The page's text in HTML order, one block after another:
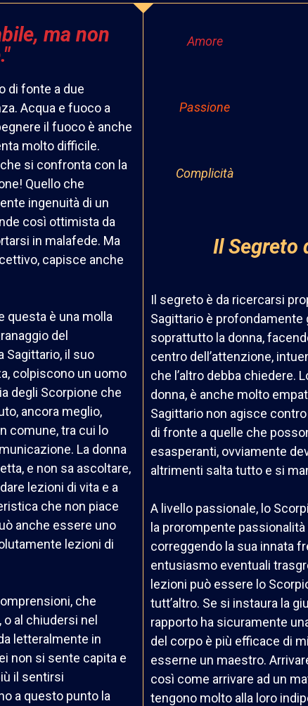
ma non
di fonte a due
Acqua e fuoco a
il fuoco è anche
molto difficile.
si confronta con la
Quello che
ingenuità di un
così ottimista da
in malafede. Ma
capisce anche
questa è una molla
del
Sagittario, il suo
colpiscono un uomo
degli Scorpione che
ancora meglio,
comune, tra cui lo
La donna
e non sa ascoltare,
lezioni di vita e a
che non piace
anche essere uno
lezioni di
che
al chiudersi nel
letteralmente in
non si sente capita e
il sentirsi
a questo punto la
Amore
Passione
Complicità
Il Segreto
Il segreto è da ricercarsi
Sagittario è profondamente
soprattutto la donna,
centro dell’attenzione,
che l’altro debba chiedere.
donna, è anche molto
Sagittario non agisce
di fronte a quelle che
esasperanti, ovviamente
altrimenti salta tutto e si
A livello passionale, lo
la prorompente
correggendo la sua innata
entusiasmo eventuali
lezioni può essere lo
tutt’altro. Se si instaura la
rapporto ha sicuramente
del corpo è più efficace di
esserne un maestro.
così come arrivare ad un
tengono molto alla loro